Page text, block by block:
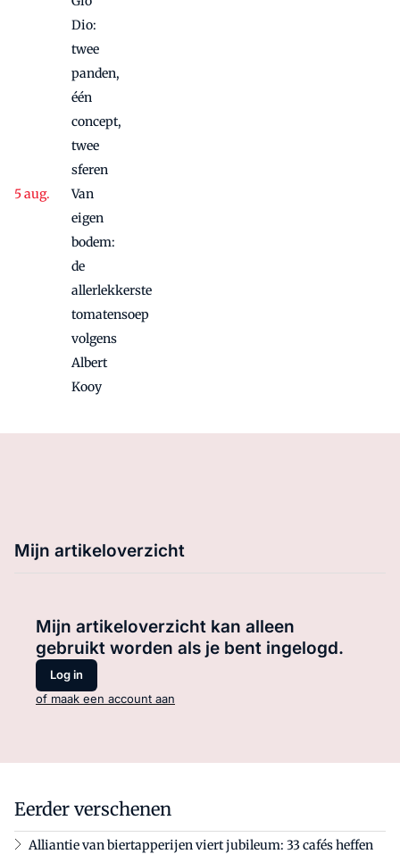
Dio:
twee
panden,
één
concept,
twee
sferen
Van
eigen
bodem:
de
allerlekkerste
tomatensoep
volgens
Albert
Kooy
Mijn artikeloverzicht
Mijn artikeloverzicht kan alleen
gebruikt worden als je bent ingelogd.
Log in
of maak een account aan
Eerder verschenen
Alliantie van biertapperijen viert jubileum: 33 cafés heffen